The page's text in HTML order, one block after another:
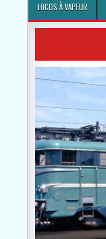
LOCOS À VAPEUR